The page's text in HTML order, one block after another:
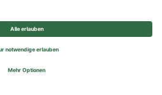
Group - All rights reserved